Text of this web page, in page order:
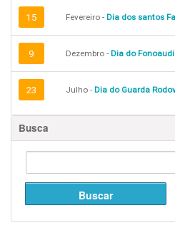
15 Fevereiro - Dia dos santos
9 Dezembro - Dia do
23 Julho - Dia do Guarda
Busca